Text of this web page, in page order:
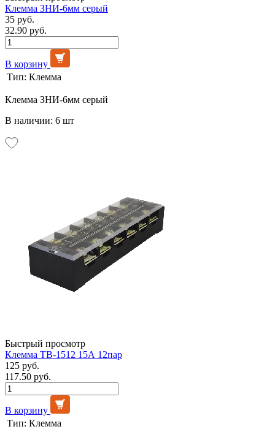
Клемма ЗНИ-6мм серый
35 руб.
32.90 руб.
В корзину
Тип: Клемма
Клемма ЗНИ-6мм серый
В наличии: 6 шт
Быстрый просмотр
Клемма ТВ-1512 15А 12пар
125 руб.
117.50 руб.
В корзину
Тип: Клемма